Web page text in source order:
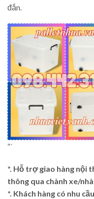
đắn.
“`
*. Hỗ trợ giao hàng nội
thông qua chành xe/
*. Khách hàng có nhu